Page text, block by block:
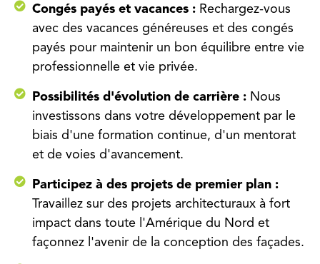
Congés payés et vacances : Rechargez-vous
avec des vacances généreuses et des congés
payés pour maintenir un bon équilibre entre vie
professionnelle et vie privée.
Possibilités d'évolution de carrière : Nous
investissons dans votre développement par le
biais d'une formation continue, d'un mentorat
et de voies d'avancement.
Participez à des projets de premier plan :
Travaillez sur des projets architecturaux à fort
impact dans toute l'Amérique du Nord et
façonnez l'avenir de la conception des façades.